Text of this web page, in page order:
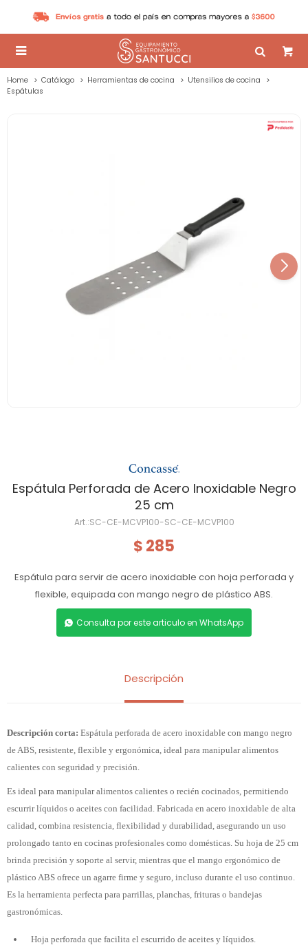

Home Catálogo Herramientas de cocina
Utensilios de cocina
Espátulas
Espátula Perforada de Acero Inoxidable Negro
25 cm
SC-CE-MCVP100-SC-CE-MCVP100
$ 285
Espátula para servir de acero inoxidable con hoja perforada y
flexible, equipada con mango negro de plástico ABS.
Consulta por este articulo en WhatsApp
Descripción
Descripción corta: Espátula perforada de acero inoxidable con mango negro
de ABS, resistente, flexible y ergonómica, ideal para manipular alimentos
calientes con seguridad y precisión.
Es ideal para manipular alimentos calientes o recién cocinados, permitiendo
escurrir líquidos o aceites con facilidad. Fabricada en acero inoxidable de alta
calidad, combina resistencia, flexibilidad y durabilidad, asegurando un uso
prolongado tanto en cocinas profesionales como domésticas. Su hoja de 25 cm
brinda precisión y soporte al servir, mientras que el mango ergonómico de
plástico ABS ofrece un agarre firme y seguro, incluso durante el uso continuo.
Es la herramienta perfecta para parrillas, planchas, frituras o bandejas
gastronómicas.
Hoja perforada que facilita el escurrido de aceites y líquidos.